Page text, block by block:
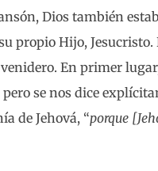
Dios también
propio Hijo, Jesucristo.
En primer
se nos dice
de Jehová, “porque